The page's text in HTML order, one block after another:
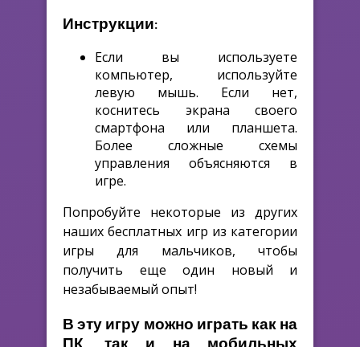
Инструкции:
Если вы используете
компьютер, используйте
левую мышь. Если нет,
коснитесь экрана своего
смартфона или планшета.
Более сложные схемы
управления объясняются в
игре.
Попробуйте некоторые из других
наших бесплатных игр из категории
игры для мальчиков, чтобы
получить еще один новый и
незабываемый опыт!
В эту игру можно играть как на
ПК, так и на мобильных